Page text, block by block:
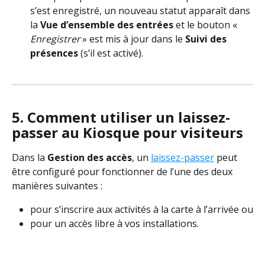
s’est enregistré, un nouveau statut apparaît dans
la Vue d’ensemble des entrées et le bouton «
Enregistrer » est mis à jour dans le Suivi des
présences (s’il est activé).
5. Comment utiliser un laissez-
passer au Kiosque pour visiteurs
Dans la Gestion des accès, un laissez-passer peut
être configuré pour fonctionner de l’une des deux
manières suivantes :
pour s’inscrire aux activités à la carte à l’arrivée ou
pour un accès libre à vos installations.